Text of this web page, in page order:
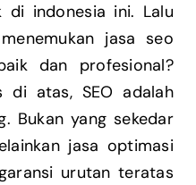
di indonesia ini. Lalu
jasa seo
dan profesional?
di atas, SEO adalah
Bukan yang sekedar
jasa optimasi
urutan teratas